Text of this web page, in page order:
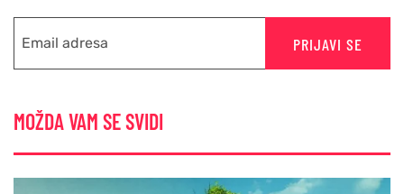
PRIJAVI SE
MOŽDA VAM SE SVIDI